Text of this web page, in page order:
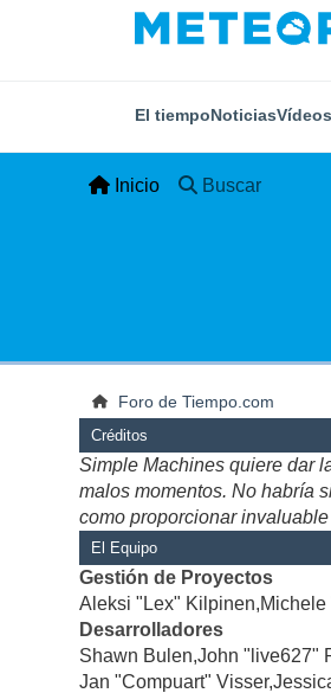
El tiempoNoticiasVídeos
Inicio Buscar
Foro de Tiempo.com
Créditos
Simple Machines quiere dar
malos momentos. No habría
como proporcionar
El Equipo
Gestión de Proyectos
Aleksi "Lex"
Desarrolladores
Shawn Bulen,John "live627"
Jan "Compuart"